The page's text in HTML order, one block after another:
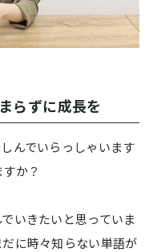
らずに成長を
んでいらっしゃいます
か？
いきたいと思っていま
に時々知らない単語が